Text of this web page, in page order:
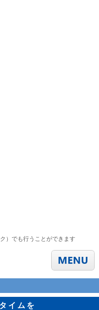
）でも行うことができます
イムを